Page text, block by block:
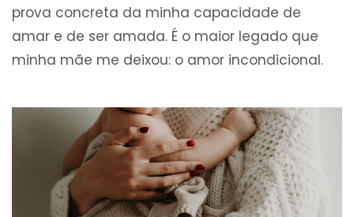
prova concreta da minha capacidade de
amar e de ser amada. É o maior legado que
minha mãe me deixou: o amor incondicional.